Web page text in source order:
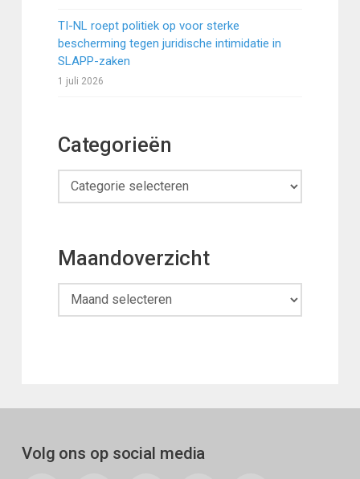
TI-NL roept politiek op voor sterke
bescherming tegen juridische intimidatie in
SLAPP-zaken
1 juli 2026
Categorieën
Categorieën
Maandoverzicht
Maandoverzicht
Volg ons op social media